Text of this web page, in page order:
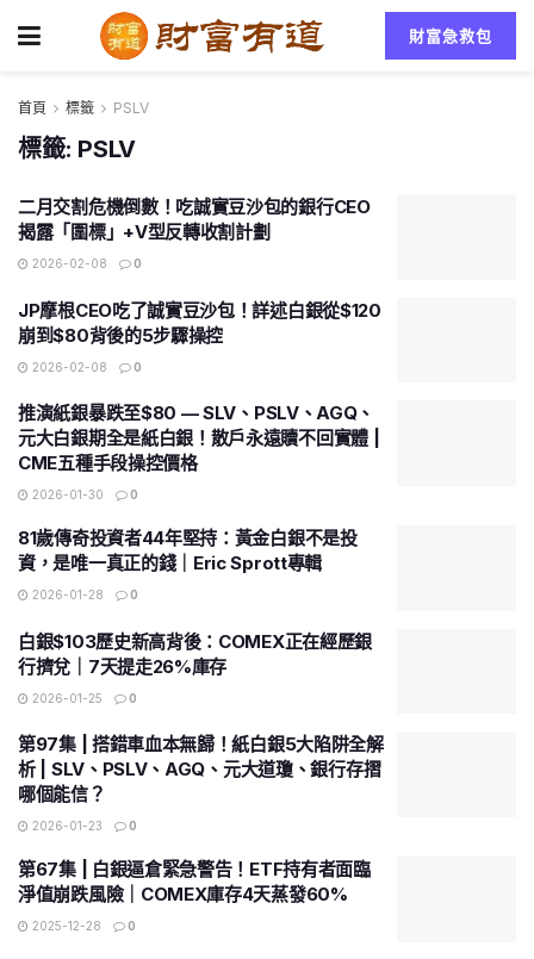
財富急救包
首頁 標籤 PSLV
標籤: PSLV
二月交割危機倒數！吃誠實豆沙包的銀行CEO
揭露「圍標」+V型反轉收割計劃
2026-02-08 0
JP摩根CEO吃了誠實豆沙包！詳述白銀從$120
崩到$80背後的5步驟操控
2026-02-08 0
推演紙銀暴跌至$80 — SLV、PSLV、AGQ、
元大白銀期全是紙白銀！散戶永遠贖不回實體 |
CME五種手段操控價格
2026-01-30 0
81歲傳奇投資者44年堅持：黃金白銀不是投
資，是唯一真正的錢｜Eric Sprott專輯
2026-01-28 0
白銀$103歷史新高背後：COMEX正在經歷銀
行擠兌｜7天提走26%庫存
2026-01-25 0
第97集 | 搭錯車血本無歸！紙白銀5大陷阱全解
析 | SLV、PSLV、AGQ、元大道瓊、銀行存摺
哪個能信？
2026-01-23 0
第67集 | 白銀逼倉緊急警告！ETF持有者面臨
淨值崩跌風險｜COMEX庫存4天蒸發60%
2025-12-28 0